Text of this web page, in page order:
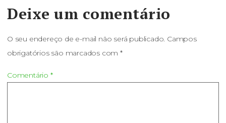
Deixe um comentário
O seu endereço de e-mail não será publicado. Campos
obrigatórios são marcados com*
Comentário *